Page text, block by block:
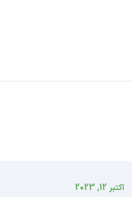
اکتبر 12, 2023